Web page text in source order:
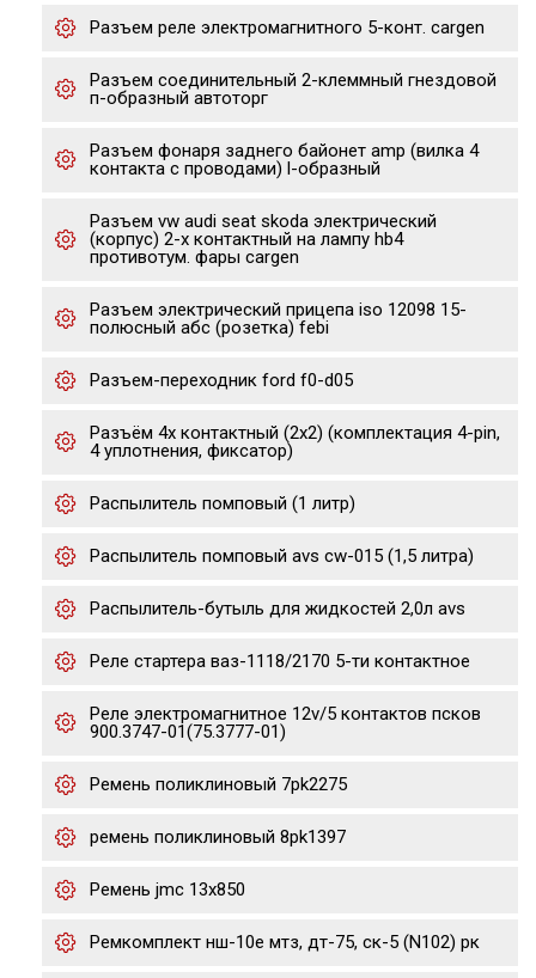
Разъем реле электромагнитного 5-конт. cargen
Разъем соединительный 2-клеммный гнездовой
п-образный автоторг
Разъем фонаря заднего байонет amp (вилка 4
контакта с проводами) l-образный
Разъем vw audi seat skoda электрический
(корпус) 2-х контактный на лампу hb4
противотум. фары cargen
Разъем электрический прицепа iso 12098 15-
полюсный абс (розетка) febi
Разъем-переходник ford f0-d05
Разъём 4х контактный (2х2) (комплектация 4-pin,
4 уплотнения, фиксатор)
Распылитель помповый (1 литр)
Распылитель помповый avs cw-015 (1,5 литра)
Распылитель-бутыль для жидкостей 2,0л avs
Реле стартера ваз-1118/2170 5-ти контактное
Реле электромагнитное 12v/5 контактов псков
900.3747-01(75.3777-01)
Ремень поликлиновый 7pk2275
ремень поликлиновый 8pk1397
Ремень jmc 13х850
Ремкомплект нш-10е мтз, дт-75, ск-5 (N102) рк